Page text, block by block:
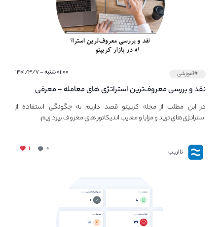
#آموزشی ۰۱:۰۰ شنبه - ۱۴۰۱/۳/۷
نقد و بررسی معروف‌ترین استراتژی های معامله - معرفی
استراتژی های مهم ترید در بازار کریپتو
در این مطلب از مجله کریپتو قصد داریم به چگونگی استفاده از
استراتژی‌های ترید و مزایا و معایب اندیکاتور های معروف بپردازیم.
نااریب ۰ ۱